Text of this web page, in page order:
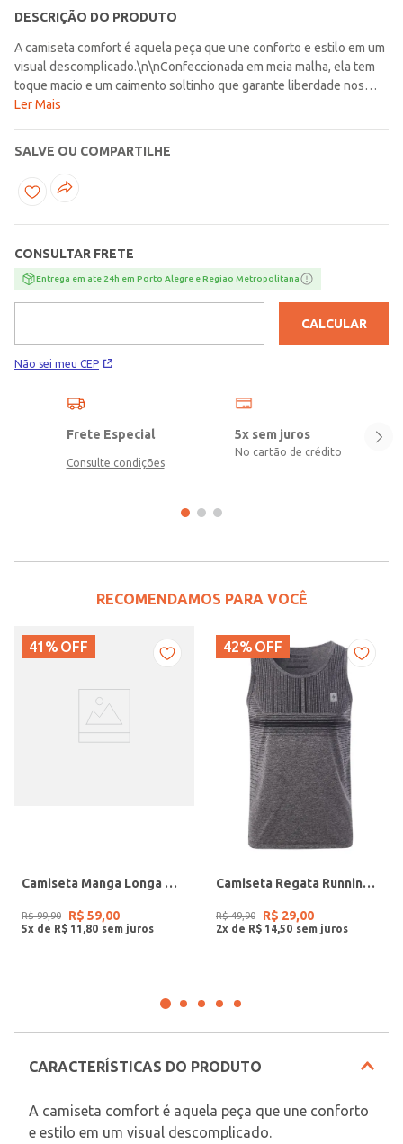
DESCRIÇÃO DO PRODUTO
A camiseta comfort é aquela peça que une conforto e estilo em um
visual descomplicado.\n\nConfeccionada em meia malha, ela tem
toque macio e um caimento soltinho que garante liberdade nos
movimentos. A gola redonda e as mangas curtas mantêm o
adiciona personalidade e transforma o básico em protagonista do
look. Um detalhe que deixa a produção mais interessante sem
esforço, perfeito para quem curte uma vibe urbana e atual.\n\nIdeal
dia.
Ler Mais
SALVE OU COMPARTILHE
CONSULTAR FRETE
Entrega em ate 24h em Porto Alegre e Regiao Metropolitana
Não sei meu CEP
CALCULAR
Frete Especial
Consulte condições
5x sem juros
No cartão de crédito
RECOMENDAMOS PARA VOCÊ
41% OFF
Camiseta Manga Longa Masculina OCRE
R$ 99,90 R$ 59,00
5x de R$ 11 80
42% OFF
Camiseta Regata Running Masculina CINZA
R$ 49,90 R$ 29,00
2x de R$ 14 50
CARACTERÍSTICAS DO PRODUTO
A camiseta comfort é aquela peça que une conforto
e estilo em um visual descomplicado.